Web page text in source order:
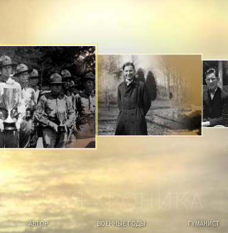
Н
И
Е
Н
И
С
Т
Н
Н
Ы
Е
Г
О
Д
Ы
О
Р
В
Е
Р
С
И
Т
Е
Т
Е
Ш
Е
С
Т
В
Е
Н
Н
И
К
О
ХРОНИКА
АВТОР ВОЕННЫЕ ГОДЫ
ГУМАНИСТ